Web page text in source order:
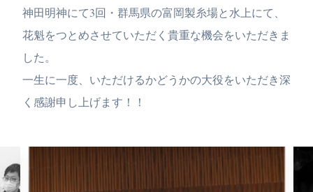
神田明神にて3回・群馬県の富岡製糸場と水上にて、
花魁をつとめさせていただく貴重な機会をいただきま
した。
一生に一度、いただけるかどうかの大役をいただき深
く感謝申し上げます！！